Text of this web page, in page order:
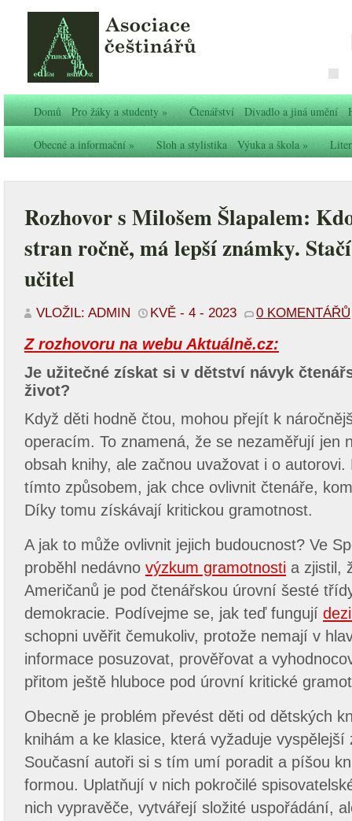
Domů Pro žáky a studenty» Čtenářství Divadlo a jiná umění
Obecné a informační» Sloh a stylistika Výuka a škola»
Rozhovor s Milošem Šlapalem:
stran ročně, má lepší známky.
učitel
VLOŽIL: ADMIN KVĚ - 4 - 2023 0 KOMENTÁŘŮ
Z rozhovoru na webu Aktuálně.cz:
Je užitečné získat si v dětství návyk
život?
Když děti hodně čtou, mohou přejít k
operacím. To znamená, že se nezaměřují jen
obsah knihy, ale začnou uvažovat i o
tímto způsobem, jak chce ovlivnit čtenáře,
Díky tomu získávají kritickou gramotnost.
A jak to může ovlivnit jejich budoucnost? Ve
proběhl nedávno výzkum gramotnosti a zjistil,
Američanů je pod čtenářskou úrovní šesté
demokracie. Podívejme se, jak teď fungují
schopni uvěřit čemukoliv, protože nemají v
informace posuzovat, prověřovat a
přitom ještě hluboce pod úrovní kritické
Obecně je problém převést děti od dětských
knihám a ke klasice, která vyžaduje
Současní autoři si s tím umí poradit a píšou
formou. Uplatňují v nich pokročilé
nich vypravěče, vytvářejí složité uspořádání,